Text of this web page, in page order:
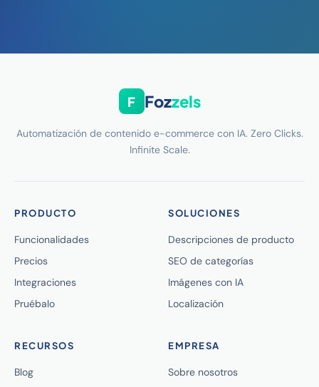
F Fozzels
Automatización de contenido e-commerce con IA. Zero Clicks.
Infinite Scale.
PRODUCTO
Funcionalidades
Precios
Integraciones
Pruébalo
SOLUCIONES
Descripciones de producto
SEO de categorías
Imágenes con IA
Localización
RECURSOS
Blog
EMPRESA
Sobre nosotros